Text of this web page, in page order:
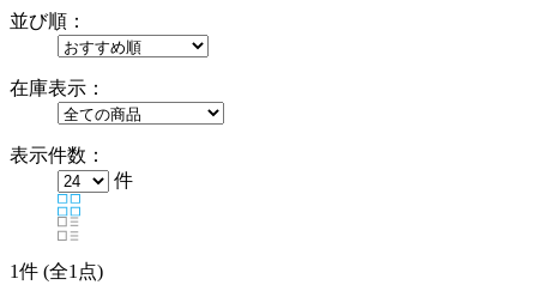
並び順：
在庫表示：
表示件数：
件
1件 (全1点)